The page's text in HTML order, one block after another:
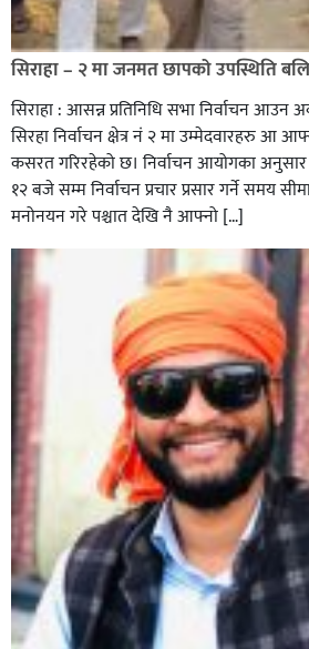
सिराहा – २ मा जनमत छापको उपस्थिति
सिराहा : आसन्न प्रतिनिधि सभा निर्वाचन आउन
सिरहा निर्वाचन क्षेत्र नं २ मा उम्मेदवारहरु आ
कसरत गरिरहेको छ। निर्वाचन आयोगका
१२ बजे सम्म निर्वाचन प्रचार प्रसार गर्ने समय
मनोनयन गरे पश्चात देखि नै आफ्नो […]